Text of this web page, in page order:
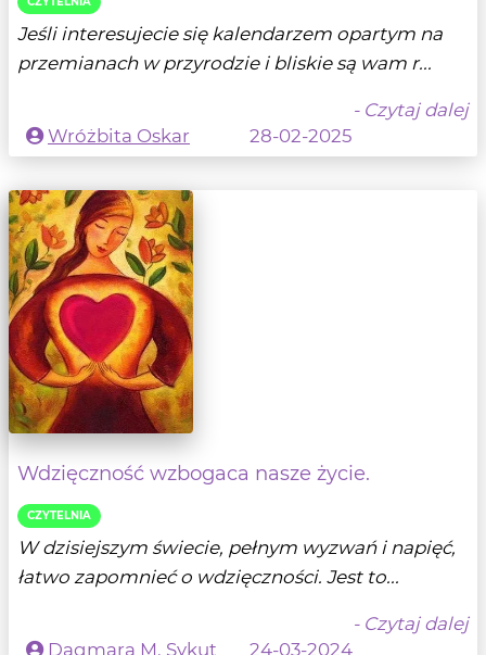
Jeśli interesujecie się kalendarzem opartym na
przemianach w przyrodzie i bliskie są wam r...
- Czytaj dalej
Wróżbita Oskar
28-02-2025
Wdzięczność wzbogaca nasze życie.
CZYTELNIA
W dzisiejszym świecie, pełnym wyzwań i napięć,
łatwo zapomnieć o wdzięczności. Jest to...
- Czytaj dalej
Dagmara M. Sykut
24-03-2024